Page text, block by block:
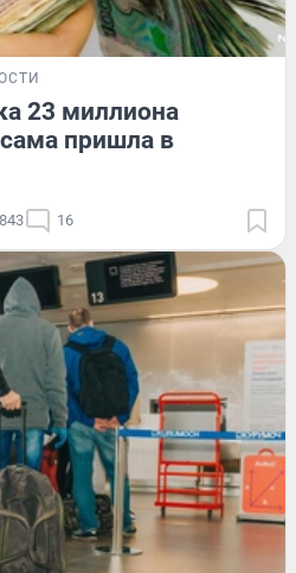
23 миллиона
пришла в
16